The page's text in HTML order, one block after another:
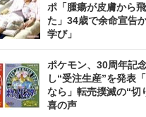
ポ「腫瘍が皮膚から
た」34歳で余命宣告
学び」
ポケモン、30周年記
し“受注生産”を発表
なら」転売撲滅の“切
喜の声